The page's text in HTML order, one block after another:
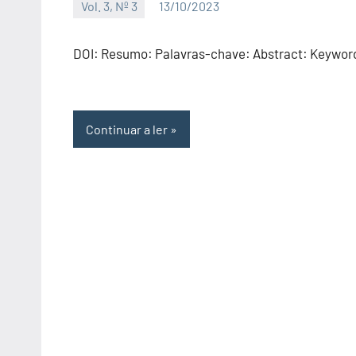
Vol. 3, Nº 3 13/10/2023
Editor
DOI: Resumo: Palavras-chave: Abstract:
Continuar a ler